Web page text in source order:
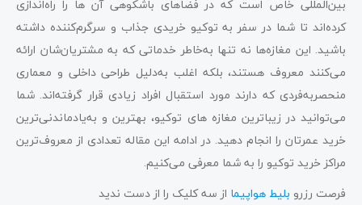
بین‌المللی خاص است که در فضاهای باشکوهی آن ها را راه‌اندازی
کرده‌اند تا شما در سفر به توکیو خریدی جذاب و سرگرم‌کننده داشته
باشید. این مغازه‌ها نه تنها به‌خاطر خدماتی که به مشتریان‌شان ارائه
می‌کنند معروف هستند، بلکه اغلب به‌دلیل طراحی داخلی و معماری‌
منحصربه‌فردی که دارند مورد استقبال افراد زیادی قرار گرفته‌اند. شما
می‌توانید در زیباترین مغازه های توکیو، بهترین و به‌یادماندنی‌ترین
خرید عمرتان را انجام دهید. در ادامه این مقاله تعدادی از معروف‌‌ترین
مراکز خرید توکیو را به شما معرفی می‌کنیم.
فرصت رزرو بلیط هواپیما از سه کلیک را از دست ندید